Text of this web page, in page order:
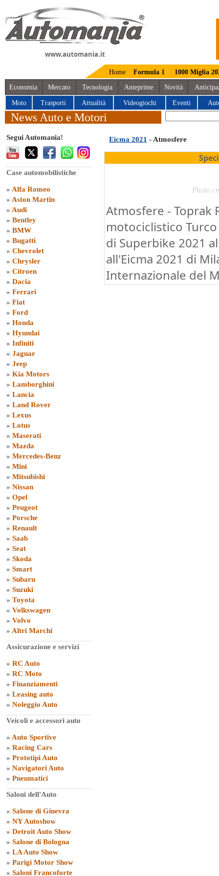
www.automania.it
Home Formula 1 1000 Miglia
Economia Mercato Tecnologia Anteprime Novità
Moto Trasporti Attualità Videogiochi Eventi
News Auto e Motori
Segui Automania!
Case automobilistiche
» Alfa Romeo
» Aston Martin
» Audi
» Bentley
» BMW
» Bugatti
» Chevrolet
» Chrysler
» Citroen
» Dacia
» Ferrari
» Fiat
» Ford
» Honda
» Hyundai
» Infiniti
» Jaguar
» Jeep
» Kia Motors
» Lamborghini
» Lancia
» Land Rover
» Lexus
» Lotus
» Maserati
» Mazda
» Mercedes-Benz
» Mini
» Mitsubishi
» Nissan
» Opel
» Peugeot
» Porsche
» Renault
» Saab
» Seat
» Skoda
» Smart
» Subaru
» Suzuki
» Toyota
» Volkswagen
» Volvo
» Altri Marchi
Assicurazione e servizi
» RC Auto
» RC Moto
» Finanziamenti
» Leasing auto
» Noleggio Auto
Veicoli e accessori auto
» Auto Sportive
» Racing Cars
» Prototipi Auto
» Navigatori Auto
» Pneumatici
Saloni dell'Auto
» Salone di Ginevra
» NY Autoshow
» Detroit Auto Show
» Salone di Bologna
» LA Auto Show
» Parigi Motor Show
» Saloni Francoforte
Eicma 2021 - Atmosfere
Photo
Atmosfere - Toprak
motociclistico
di Superbike 2021
all'Eicma 2021 di
Internazionale del